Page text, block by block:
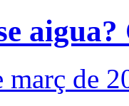
aigua?
març de